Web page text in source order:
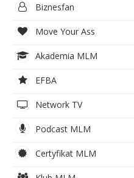
Biznesfan
Move Your Ass
Akademia MLM
EFBA
Network TV
Podcast MLM
Certyfikat MLM